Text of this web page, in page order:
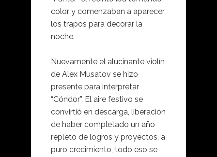
color y comenzaban a aparecer
los trapos para decorar la
noche.
Nuevamente el alucinante violín
de Alex Musatov se hizo
presente para interpretar
“Cóndor”. El aire festivo se
convirtió en descarga, liberación
de haber completado un año
repleto de logros y proyectos, a
puro crecimiento, todo eso se